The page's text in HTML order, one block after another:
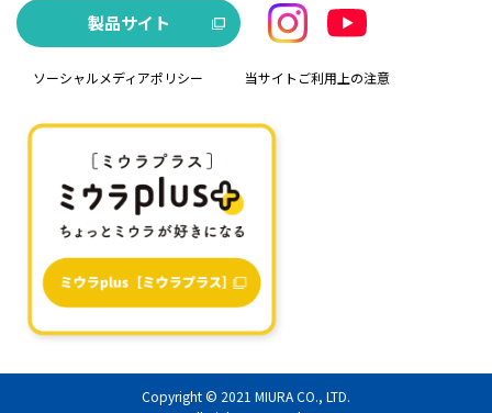
製品サイト
ソーシャルメディアポリシー 当サイトご利用上の注意
Copyright © 2021 MIURA CO., LTD.